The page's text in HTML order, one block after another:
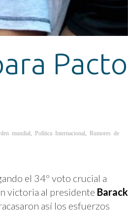
Pacto
mundial Política Internacional Rumores de
el 34º voto crucial a
victoria al presidente Barack
así los esfuerzos